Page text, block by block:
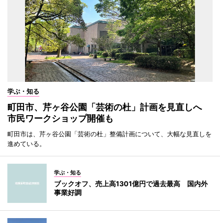
学ぶ・知る
町田市、芹ヶ谷公園「芸術の杜」計画を見直しへ
市民ワークショップ開催も
町田市は、芹ヶ谷公園「芸術の杜」整備計画について、大幅な見直しを
進めている。
学ぶ・知る
ブックオフ、売上高1301億円で過去最高 国内外
事業好調